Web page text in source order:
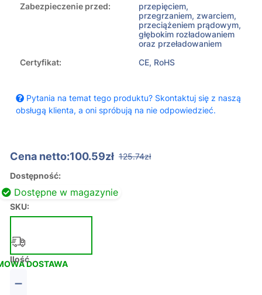
Zabezpieczenie przed:
przepięciem,
przegrzaniem, zwarciem,
przeciążeniem prądowym,
głębokim rozładowaniem
oraz przeładowaniem
Certyfikat:
CE, RoHS
Pytania na temat tego produktu? Skontaktuj się z naszą
obsługą klienta, a oni spróbują na nie odpowiedzieć.
Cena netto:100.59zł 125.74zł
Dostępność:
Dostępne w magazynie
SKU:
DOSTAWA
Ilość
−